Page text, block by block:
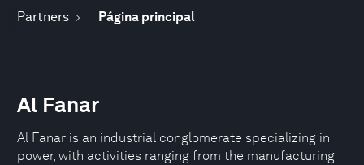
Partners Página principal
Al Fanar
Al Fanar is an industrial conglomerate specializing in
power, with activities ranging from the manufacturing